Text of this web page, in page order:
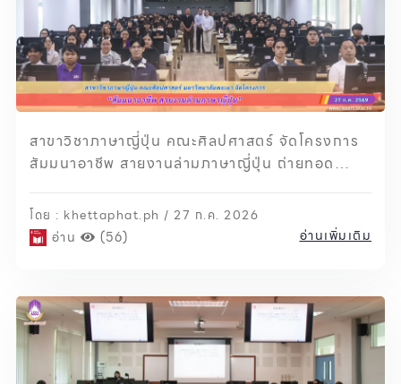
สาขาวิชาภาษาญี่ปุ่น คณะศิลปศาสตร์ จัดโครงการ
สัมมนาอาชีพ สายงานล่ามภาษาญี่ปุ่น ถ่ายทอด
ทำงาน
โดย : khettaphat.ph / 27 ก.ค. 2026
อ่าน (56) อ่านเพิ่มเติม